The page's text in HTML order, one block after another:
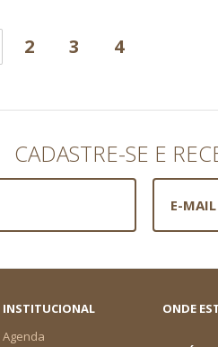
2 3 4
CADASTRE-SE E
INSTITUCIONAL
Agenda
ONDE